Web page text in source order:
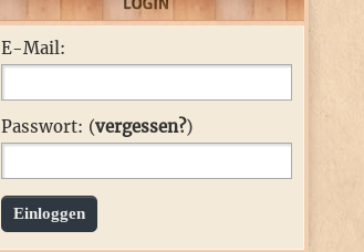
E-Mail:
Passwort: (vergessen?)
Einloggen